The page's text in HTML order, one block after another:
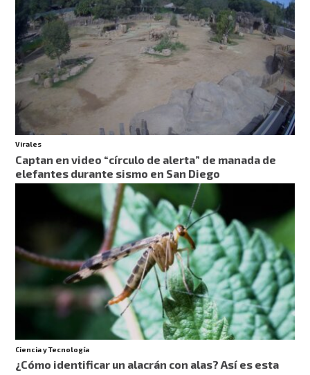
Virales
Captan en video “círculo de alerta” de manada de
elefantes durante sismo en San Diego
Ciencia y Tecnología
¿Cómo identificar un alacrán con alas? Así es esta